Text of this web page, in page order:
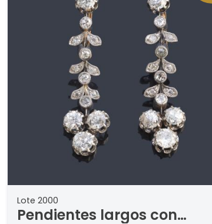
Lote 2000
Pendientes largos con